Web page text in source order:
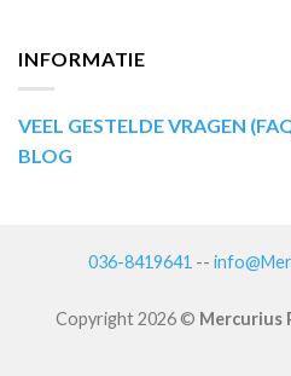
INFORMATIE
VEEL GESTELDE VRAGEN
BLOG
036-8419641 --
Copyright 2026 © Mercurius